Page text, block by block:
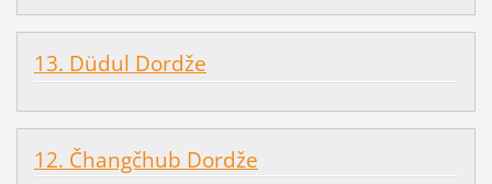
13. Düdul Dordže
12. Čhangčhub Dordže